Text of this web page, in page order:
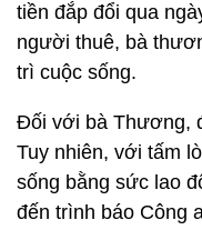
tiền đắp đổi qua
người thuê, bà
trì cuộc sống.
Đối với bà Thương,
Tuy nhiên, với tấm
sống bằng sức lao
đến trình báo Công